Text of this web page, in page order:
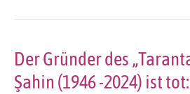
Der Gründer des
Şahin (1946 -2024) ist tot: